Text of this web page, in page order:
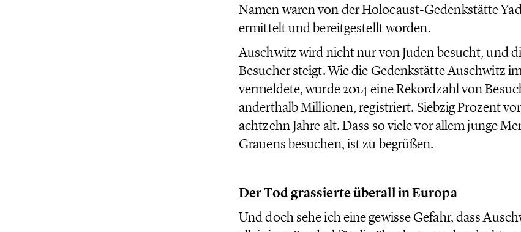
Namen waren von der Holocaust-Gedenkstätte
ermittelt und bereitgestellt worden.
Auschwitz wird nicht nur von Juden besucht, und
Besucher steigt. Wie die Gedenkstätte Auschwitz im
vermeldete, wurde 2014 eine Rekordzahl von
anderthalb Millionen, registriert. Siebzig Prozent
achtzehn Jahre alt. Dass so viele vor allem junge
Grauens besuchen, ist zu begrüßen.
Der Tod grassierte überall in Europa
Und doch sehe ich eine gewisse Gefahr, dass